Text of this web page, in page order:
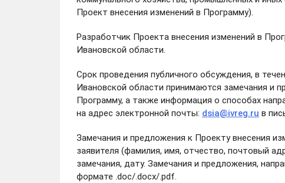
Проект внесения изменений в Программу).
Разработчик Проекта внесения изменений в
Ивановской области.
Срок проведения публичного обсуждения, в
Ивановской области принимаются замечания и
Программу, а также информация о способах
на адрес электронной почты: dsia@ivreg.ru в
Замечания и предложения к Проекту внесения
заявителя (фамилия, имя, отчество, почтовый
замечания, дату. Замечания и предложения,
формате .doc/.docx/.pdf.